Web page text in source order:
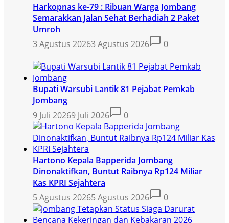
Harkopnas ke-79 : Ribuan Warga Jombang
Semarakkan Jalan Sehat Berhadiah 2 Paket
Umroh
3 Agustus 20263 Agustus 2026 0
Bupati Warsubi Lantik 81 Pejabat Pemkab
Jombang
9 Juli 20269 Juli 2026 0
Hartono Kepala Bapperida Jombang
Dinonaktifkan, Buntut Raibnya Rp124 Miliar
Kas KPRI Sejahtera
5 Agustus 20265 Agustus 2026 0